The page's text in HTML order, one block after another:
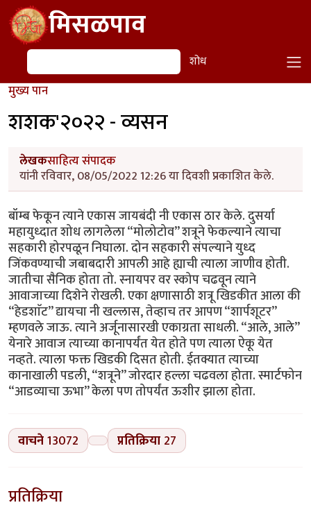
Skip to main contentमिसळपाव
शोध शोध
मुख्य पान
शशक'२०२२ - व्यसन
लेखकसाहित्य संपादक
यांनी रविवार, 08/05/2022 12:26 या दिवशी प्रकाशित केले.
बॉम्ब फेकून त्याने एकास जायबंदी नी एकास ठार केले. दुसर्या
महायुध्दात शोध लागलेला “मोलोटोव” शत्रूने फेकल्याने त्याचा
सहकारी होरपळून निघाला. दोन सहकारी संपल्याने युध्द
जिंकवण्याची जबाबदारी आपली आहे ह्याची त्याला जाणीव होती.
जातीचा सैनिक होता तो. स्नायपर वर स्कोप चढवून त्याने
आवाजाच्या दिशेने रोखली. एका क्षणासाठी शत्रू खिडकीत आला की
“हेडशाॅट” द्यायचा नी खल्लास, तेव्हाच तर आपण “शार्पशूटर”
म्हणवले जाऊ. त्याने अर्जूनासारखी एकाग्रता साधली. “आले, आले”
येनारे आवाज त्याच्या कानापर्यंत येत होते पण त्याला ऐकू येत
नव्हते. त्याला फक्त खिडकी दिसत होती. ईतक्यात त्याच्या
कानाखाली पडली, “शत्रूने” जोरदार हल्ला चढवला होता. स्मार्टफोन
“आडव्याचा ऊभा” केला पण तोपर्यंत ऊशीर झाला होता.
वाचने13072 प्रतिक्रिया 27
प्रतिक्रिया